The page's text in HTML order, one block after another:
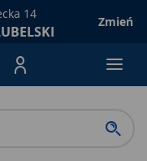
14
Zmień
Produktów,